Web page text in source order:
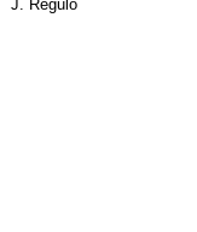
J. Reguló